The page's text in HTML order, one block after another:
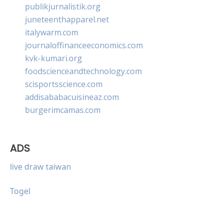
publikjurnalistik.org
juneteenthapparel.net
italywarm.com
journaloffinanceeconomics.com
kvk-kumari.org
foodscienceandtechnology.com
scisportsscience.com
addisababacuisineaz.com
burgerimcamas.com
ADS
live draw taiwan
Togel